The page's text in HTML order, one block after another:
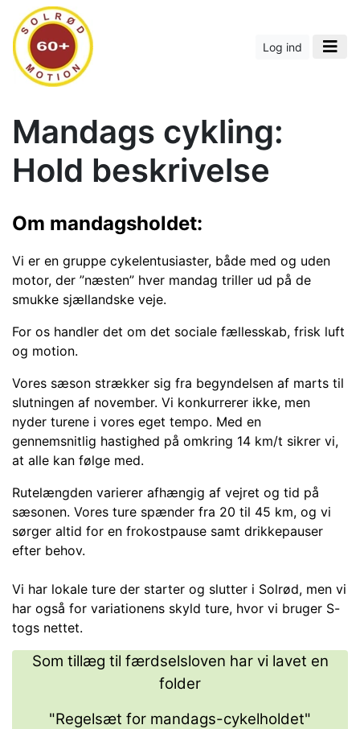
Log ind
Mandags cykling:
Hold beskrivelse
Om mandagsholdet:
Vi er en gruppe cykelentusiaster, både med og uden
motor, der ”næsten” hver mandag triller ud på de
smukke sjællandske veje.
For os handler det om det sociale fællesskab, frisk luft
og motion.
Vores sæson strækker sig fra begyndelsen af marts til
slutningen af november. Vi konkurrerer ikke, men
nyder turene i vores eget tempo. Med en
gennemsnitlig hastighed på omkring 14 km/t sikrer vi,
at alle kan følge med.
Rutelængden varierer afhængig af vejret og tid på
sæsonen. Vores ture spænder fra 20 til 45 km, og vi
sørger altid for en frokostpause samt drikkepauser
efter behov.
Vi har lokale ture der starter og slutter i Solrød, men vi
har også for variationens skyld ture, hvor vi bruger S-
togs nettet.
Som tillæg til færdselsloven har vi lavet en
folder
"Regelsæt for mandags-cykelholdet"